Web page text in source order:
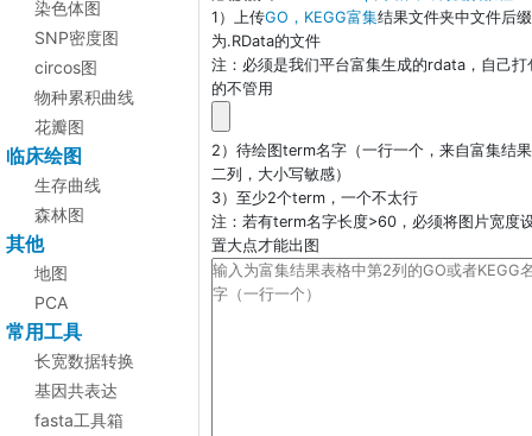
染色体图
SNP密度图
circos图
物种累积曲线
花瓣图
临床绘图
生存曲线
森林图
其他
地图
PCA
常用工具
长宽数据转换
基因共表达
fasta工具箱
1）上传GO，KEGG富集结果文件夹中文件后缀
为.RData的文件
注：必须是我们平台富集生成的rdata，自己打
的不管用
2）待绘图term名字（一行一个，来自富集结
二列，大小写敏感）
3）至少2个term，一个不太行
注：若有term名字长度>60，必须将图片宽度
置大点才能出图